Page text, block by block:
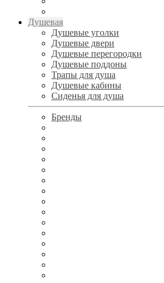
Душевая
Душевые уголки
Душевые двери
Душевые перегородки
Душевые поддоны
Трапы для душа
Душевые кабины
Сиденья для душа
Бренды